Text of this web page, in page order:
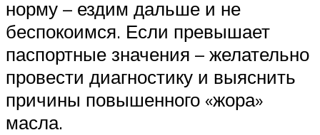
норму – ездим дальше и не
беспокоимся. Если превышает
паспортные значения – желательно
провести диагностику и выяснить
причины повышенного «жора»
масла.